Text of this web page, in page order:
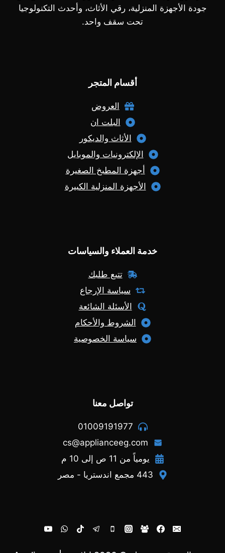
جودة الأجهزة المنزلية، رقي الأثاث، وأحدث التكنولوجيا
تحت سقف واحد.
أقسام المتجر
العروض
البلت ان
الأثاث والديكور
الإلكترونيات والموبايل
أجهزة المطبخ الصغيرة
الأجهزة المنزلية الكبيرة
خدمة العملاء والسياسات
تتبع طلبك
سياسة الإرجاع
الأسئلة الشائعة
الشروط والأحكام
سياسة الخصوصية
تواصل معنا
01009191977
cs@applianceeg.com
يومياً من 11 ص إلى 10 م
443 مجمع اندستريا - مصر